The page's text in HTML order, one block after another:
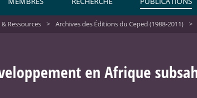
Ressources > Archives des Éditions du Ceped (1988-2011) >
en Afrique